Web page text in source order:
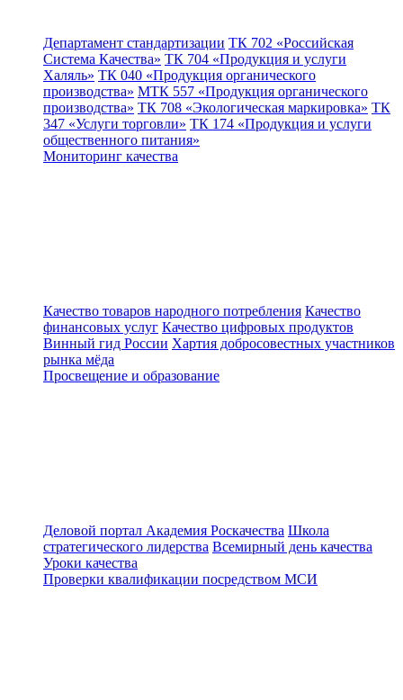
Департамент стандартизации ТК 702 «Российская
Система Качества» ТК 704 «Продукция и услуги
Халяль» ТК 040 «Продукция органического
производства» МТК 557 «Продукция органического
производства» ТК 708 «Экологическая маркировка» ТК
347 «Услуги торговли» ТК 174 «Продукция и услуги
общественного питания»
Мониторинг качества
Качество товаров народного потребления Качество
финансовых услуг Качество цифровых продуктов
Винный гид России Хартия добросовестных участников
рынка мёда
Просвещение и образование
Деловой портал Академия Роскачества Школа
стратегического лидерства Всемирный день качества
Уроки качества
Проверки квалификации посредством МСИ